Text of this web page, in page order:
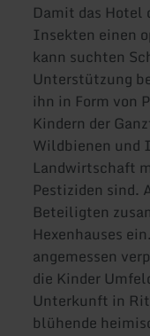
Damit das Hotel
Insekten einen
kann suchten
Unterstützung
ihn in Form von
Kindern der
Wildbienen und
Landwirtschaft
Pestiziden sind.
Beteiligten
Hexenhauses
angemessen
die Kinder
Unterkunft in
blühende